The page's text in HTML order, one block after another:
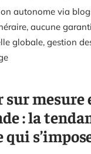
autonome via
aucune
globale, gestion
sur mesure
: la